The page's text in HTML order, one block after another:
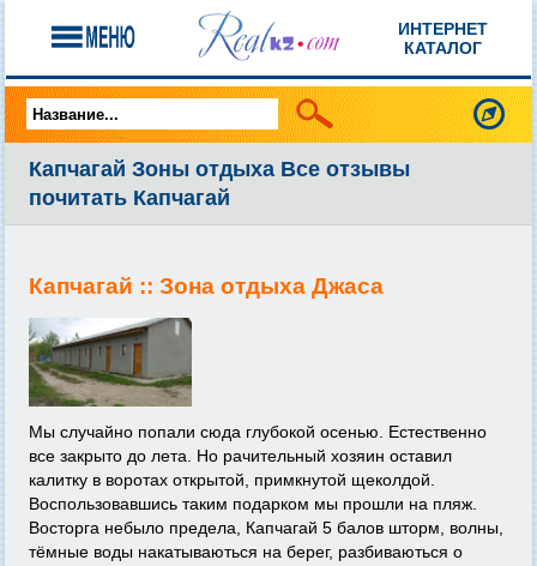
ИНТЕРНЕТ
КАТАЛОГ
Капчагай Зоны отдыха Все отзывы
почитать Капчагай
Капчагай :: Зона отдыха Джаса
Мы случайно попали сюда глубокой осенью. Естественно
все закрыто до лета. Но рачительный хозяин оставил
калитку в воротах открытой, примкнутой щеколдой.
Воспользовавшись таким подарком мы прошли на пляж.
Восторга небыло предела, Капчагай 5 балов шторм, волны,
тёмные воды накатываються на берег, разбиваються о